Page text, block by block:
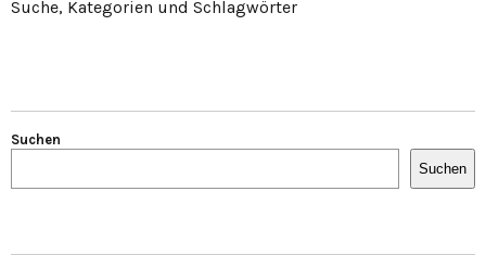
Suche, Kategorien und Schlagwörter
Suchen
Suchen